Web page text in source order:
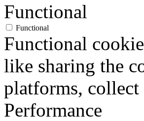
Functional
Functional
Functional
like sharing the
platforms, collect
Performance